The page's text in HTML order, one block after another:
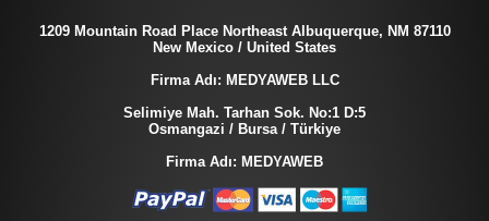
1209 Mountain Road Place Northeast Albuquerque, NM 87110
New Mexico / United States
Firma Adı: MEDYAWEB LLC
Selimiye Mah. Tarhan Sok. No:1 D:5
Osmangazi / Bursa / Türkiye
Firma Adı: MEDYAWEB